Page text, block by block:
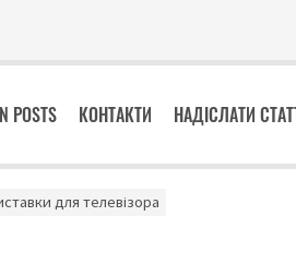
POSTS КОНТАКТИ НАДІСЛАТИ
для телевізора